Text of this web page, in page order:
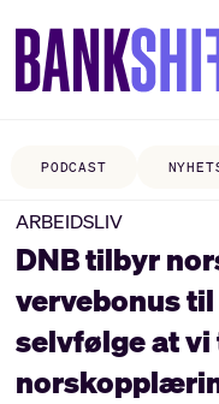
PODCAST
ARBEIDSLIV
DNB tilbyr
vervebonus til
selvfølge at